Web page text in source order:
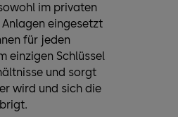
im privaten
eingesetzt
für jeden
einzigen Schlüssel
und sorgt
wird und sich die